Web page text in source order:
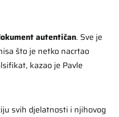
autentičan. Sve je
što je netko nacrtao
kazao je Pavle
svih djelatnosti i njihovog